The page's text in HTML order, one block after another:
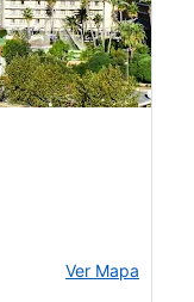
Ver Mapa